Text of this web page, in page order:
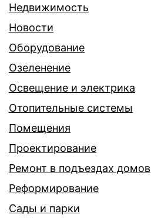
Недвижимость
Новости
Оборудование
Озеленение
Освещение и электрика
Отопительные системы
Помещения
Проектирование
Ремонт в подъездах домов
Реформирование
Сады и парки